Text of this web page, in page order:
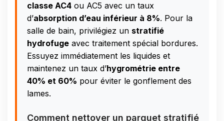
classe AC4 ou AC5 avec un taux
d’absorption d’eau inférieur à 8%. Pour la
salle de bain, privilégiez un stratifié
hydrofuge avec traitement spécial bordures.
Essuyez immédiatement les liquides et
maintenez un taux d’hygrométrie entre
40% et 60% pour éviter le gonflement des
lames.
Comment nettoyer un parquet stratifié